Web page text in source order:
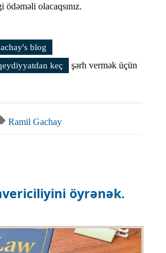
olacaqsınız.
öyrənək. Dərs #57 (Gəlir
haqqında
blog
keç
şərh vermək üçün
Ramil Gachay
öyrənək.